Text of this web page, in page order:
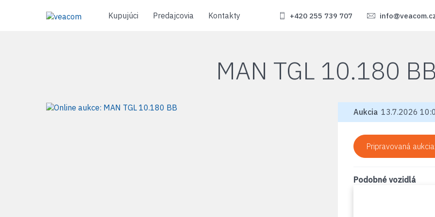
Kupujúci Predajcovia Kontakty +420 255 739 707
MAN TGL 10.180 BB
Aukcia 13.7.2026
Pripravovaná aukcia:
Podobné vozidlá